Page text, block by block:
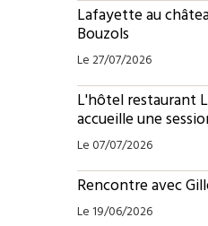
Lafayette au
Bouzols
Le 27/07/2026
L'hôtel restaurant
accueille une
Le 07/07/2026
Rencontre avec
Le 19/06/2026